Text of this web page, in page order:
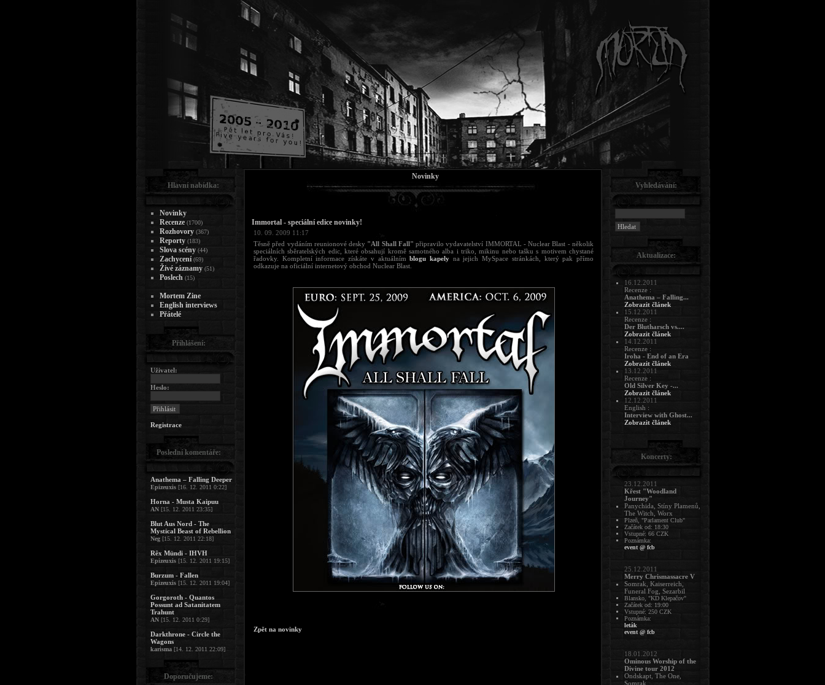
Novinky
Immortal - speciální edice novinky!
10. 09. 2009 11:17
Těsně před vydáním reunionové desky "All Shall Fall" připravilo vydavatelství IMMORTAL - Nuclear Blast - několik
speciálních sběratelských edic, které obsahují kromě samotného alba i triko, mikinu nebo tašku s motivem chystané
řadovky. Kompletní informace získáte v aktuálnímblogu kapely na jejich MySpace stránkách, který pak přímo
odkazuje na oficiální internetový obchod Nuclear Blast.
Zpět na novinky
Hlavní nabídka:
Novinky
Recenze (1700)
Rozhovory (367)
Reporty (183)
Slova scény (44)
Zachycení (69)
Živé záznamy (51)
Poslech (15)
Mortem Zine
English interviews
Přátelé
Přihlášení:
Uživatel:
Heslo:
Registrace
Poslední komentáře:
Anathema – Falling Deeper
Epizeuxis [16. 12. 2011 0:22]
Horna - Musta Kaipuu
AN [15. 12. 2011 23:35]
Blut Aus Nord - The
Mystical Beast of Rebellion
Neg [15. 12. 2011 22:18]
Rêx Mündi - IHVH
Epizeuxis [15. 12. 2011 19:15]
Burzum - Fallen
Epizeuxis [15. 12. 2011 19:04]
Gorgoroth - Quantos
Possunt ad Satanitatem
Trahunt
AN [15. 12. 2011 0:29]
Darkthrone - Circle the
Wagons
karisma [14. 12. 2011 22:09]
Doporučujeme:
Vyhledávání:
Aktualizace:
16.12.2011
Recenze :
Anathema – Falling...
Zobrazit článek
15.12.2011
Recenze :
Der Blutharsch vs....
Zobrazit článek
14.12.2011
Recenze :
Iroha - End of an Era
Zobrazit článek
13.12.2011
Recenze :
Old Silver Key -...
Zobrazit článek
12.12.2011
English :
Interview with Ghost...
Zobrazit článek
Koncerty:
23.12.2011
Křest "Woodland
Journey"
Panychida, Stíny Plamenů,
The Witch, Worx
Plzeň, "Parlament Club"
Začátek od: 18:30
Vstupné: 66 CZK
Poznámka:
event @ fcb
25.12.2011
Merry Chrismassacre V
Somrak, Kaiserreich,
Funeral Fog, Sezarbil
Blansko, "KD Klepačov"
Začátek od: 19:00
Vstupné: 250 CZK
Poznámka:
leták
event @ fcb
18.01.2012
Ominous Worship of the
Divine tour 2012
Ondskapt, The One,
Somrak